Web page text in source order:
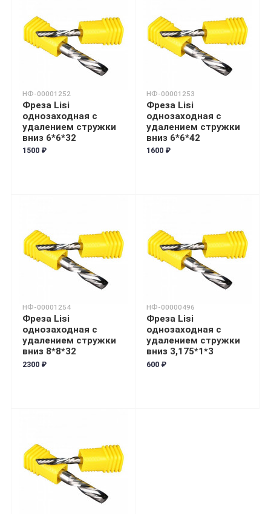
НФ-00001252
Фреза Lisi
однозаходная с
удалением стружки
вниз 6*6*32
1500 ₽
НФ-00001253
Фреза Lisi
однозаходная с
удалением стружки
вниз 6*6*42
1600 ₽
НФ-00001254
Фреза Lisi
однозаходная с
удалением стружки
вниз 8*8*32
2300 ₽
НФ-00000496
Фреза Lisi
однозаходная с
удалением стружки
вниз 3,175*1*3
600 ₽